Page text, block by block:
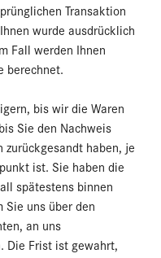
Transaktion
wurde ausdrücklich
Fall werden Ihnen
berechnet.
bis wir die Waren
Sie den Nachweis
zurückgesandt haben, je
ist. Sie haben die
spätestens binnen
Sie uns über den
an uns
Die Frist ist gewahrt,